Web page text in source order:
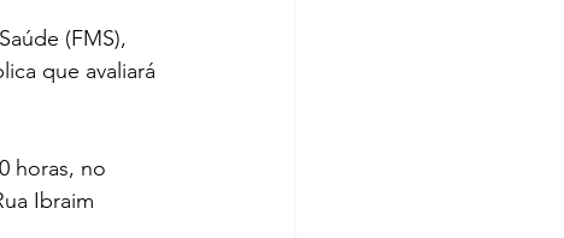
(FMS),
que avaliará
horas, no
Ibraim